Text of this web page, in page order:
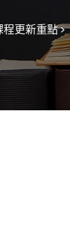
程更新重點 >